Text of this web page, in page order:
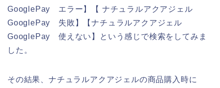
GooglePay エラー】【 ナチュラルアクアジェル
GooglePay 失敗】【ナチュラルアクアジェル
GooglePay 使えない】という感じで検索をしてみま
した。
その結果、ナチュラルアクアジェルの商品購入時に